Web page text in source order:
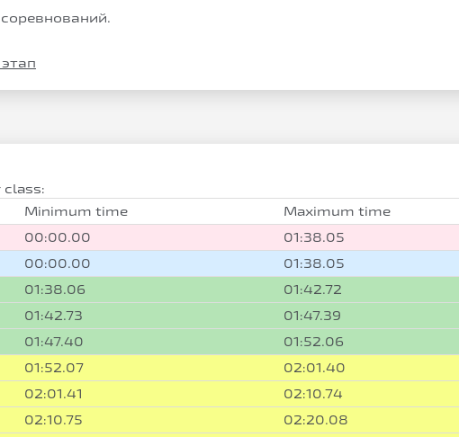
class:
Minimum time
Maximum time
00:00.00
01:38.05
00:00.00
01:38.05
01:38.06
01:42.72
01:42.73
01:47.39
01:47.40
01:52.06
01:52.07
02:01.40
02:01.41
02:10.74
02:10.75
02:20.08